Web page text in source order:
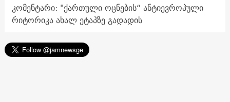
კომენტარი: "ქართული ოცნების“ ანტიევროპული
რიტორიკა ახალ ეტაპზე გადადის